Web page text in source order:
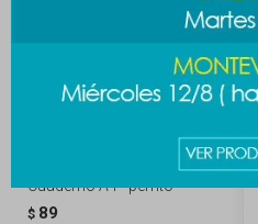
Cuaderno A4 - perrito
$ 89